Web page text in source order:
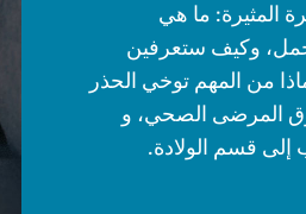
المثيرة: ما هي
وكيف ستعرفين
من المهم توخي الحذر
المرضى الصحي، و
إلى قسم الولادة.